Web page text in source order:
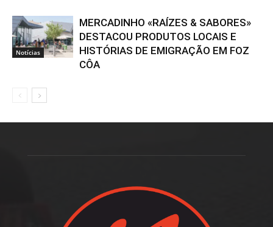
Notícias
MERCADINHO «RAÍZES & SABORES»
DESTACOU PRODUTOS LOCAIS E
HISTÓRIAS DE EMIGRAÇÃO EM FOZ
CÔA